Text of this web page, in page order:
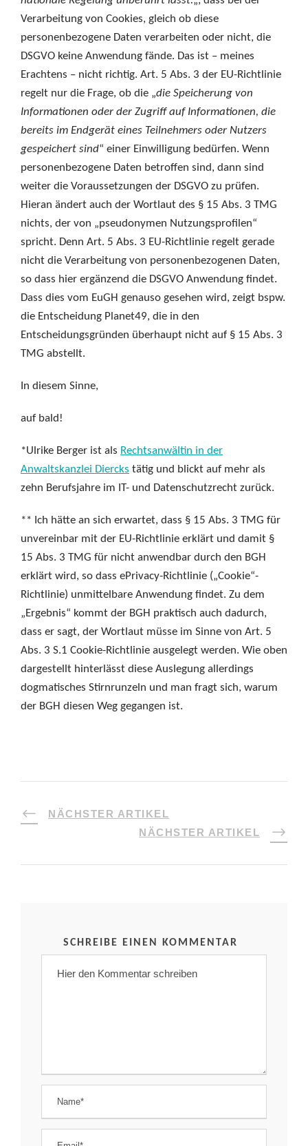
Verarbeitung von Cookies, gleich ob diese
personenbezogene Daten verarbeiten oder nicht, die
DSGVO keine Anwendung fände. Das ist – meines
Erachtens – nicht richtig. Art. 5 Abs. 3 der EU-Richtlinie
regelt nur die Frage, ob die „die Speiche­rung von
Informationen oder der Zugriff auf Informationen, die
bereits im Endgerät eines Teilnehmers oder Nutzers
gespeichert sind“ einer Einwilligung bedürfen. Wenn
personenbezogene Daten betroffen sind, dann sind
weiter die Voraussetzungen der DSGVO zu prüfen.
Hieran ändert auch der Wortlaut des § 15 Abs. 3 TMG
nichts, der von „pseudonymen Nutzungsprofilen“
spricht. Denn Art. 5 Abs. 3 EU-Richtlinie regelt gerade
nicht die Verarbeitung von personenbezogenen Daten,
so dass hier ergänzend die DSGVO Anwendung findet.
Dass dies vom EuGH genauso gesehen wird, zeigt bspw.
die Entscheidung Planet49, die in den
Entscheidungsgründen überhaupt nicht auf § 15 Abs. 3
TMG abstellt.
In diesem Sinne,
auf bald!
*Ulrike Berger ist als Rechtsanwältin in der
Anwaltskanzlei Diercks tätig und blickt auf mehr als
zehn Berufsjahre im IT- und Datenschutzrecht zurück.
** Ich hätte an sich erwartet, dass § 15 Abs. 3 TMG für
unvereinbar mit der EU-Richtlinie erklärt und damit §
15 Abs. 3 TMG für nicht anwendbar durch den BGH
erklärt wird, so dass ePrivacy-Richtlinie („Cookie“-
Richtlinie) unmittelbare Anwendung findet. Zu dem
„Ergebnis“ kommt der BGH praktisch auch dadurch,
dass er sagt, der Wortlaut müsse im Sinne von Art. 5
Abs. 3 S.1 Cookie-Richtlinie ausgelegt werden. Wie oben
dargestellt hinterlässt diese Auslegung allerdings
dogmatisches Stirnrunzeln und man fragt sich, warum
der BGH diesen Weg gegangen ist.
NÄCHSTER ARTIKEL
NÄCHSTER ARTIKEL
SCHREIBE EINEN KOMMENTAR